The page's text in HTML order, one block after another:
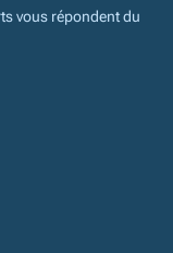
vous répondent du